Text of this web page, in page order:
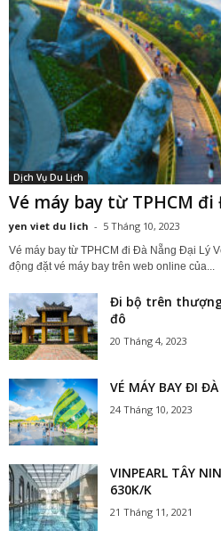
Dịch Vụ Du Lịch
Vé máy bay từ TPHCM đi
yen viet du lich - 5 Tháng 10, 2023
Vé máy bay từ TPHCM đi Đà Nẵng Đại Lý
động đặt vé máy bay trên web online của...
Đi bộ trên
đô
20 Tháng 4, 2023
VÉ MÁY BAY ĐI ĐÀ
24 Tháng 10, 2023
VINPEARL TÂY
630K/K
21 Tháng 11, 2021